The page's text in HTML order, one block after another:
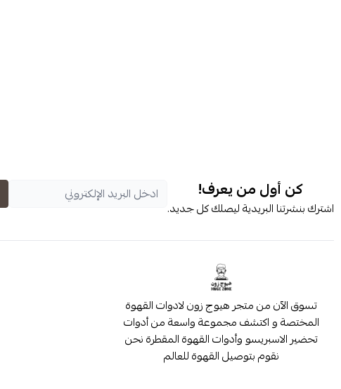
كن أول من يعرف!
اشترك بنشرتنا البريدية ليصلك كل جديد.
تسوق الآن من متجر هيوج زون لادوات القهوة
المختصة و اكتشف مجموعة واسعة من أدوات
تحضير الاسبريسو وأدوات القهوة المقطرة نحن
نقوم بتوصيل القهوة للعالم